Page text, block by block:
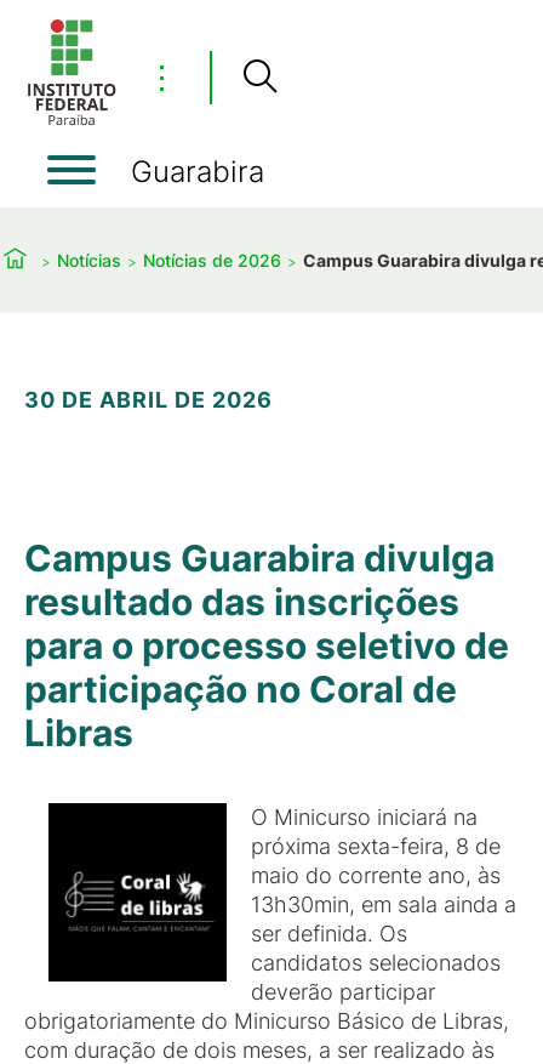
⋮
Guarabira
Notícias Notícias de 2026 Campus Guarabira divulga
30 DE ABRIL DE 2026
Campus Guarabira divulga
resultado das inscrições
para o processo seletivo de
participação no Coral de
Libras
O Minicurso iniciará na
próxima sexta-feira, 8 de
maio do corrente ano, às
13h30min, em sala ainda a
ser definida. Os
candidatos selecionados
deverão participar
obrigatoriamente do Minicurso Básico de Libras,
com duração de dois meses, a ser realizado às